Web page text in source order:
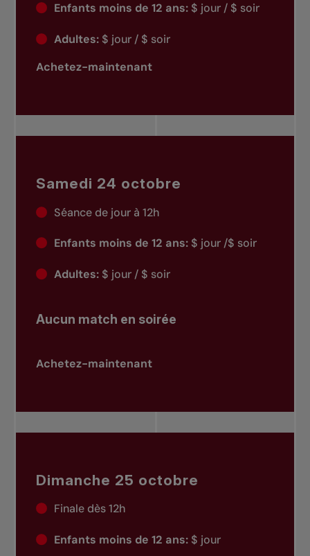
Enfants moins de 12 ans:$ jour / $ soir
Adultes:$ jour / $ soir
Achetez-maintenant
Samedi 24 octobre
Séance de jour à 12h
Enfants moins de 12 ans:$ jour /$ soir
Adultes:$ jour / $ soir
Aucun match en soirée
Achetez-maintenant
Dimanche 25 octobre
Finale dès 12h
Enfants moins de 12 ans: $ jour